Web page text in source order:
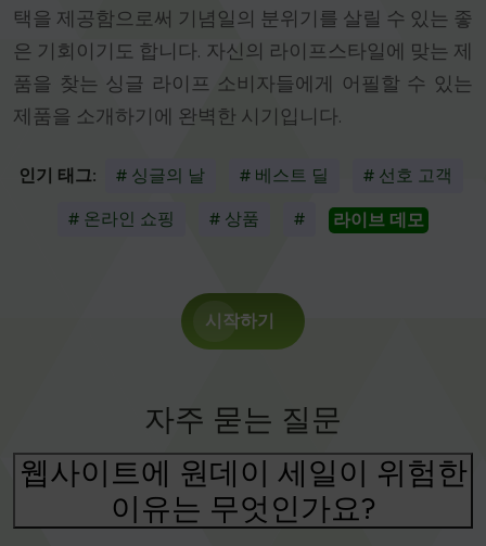
택을 제공함으로써 기념일의 분위기를 살릴 수 있는 좋
은 기회이기도 합니다. 자신의 라이프스타일에 맞는 제
품을 찾는 싱글 라이프 소비자들에게 어필할 수 있는
제품을 소개하기에 완벽한 시기입니다.
인기 태그: # 싱글의 날 # 베스트 딜 # 선호 고객
# 온라인 쇼핑 # 상품 # 라이브 데모
시작하기
자주 묻는 질문
웹사이트에 원데이 세일이 위험한
이유는 무엇인가요?